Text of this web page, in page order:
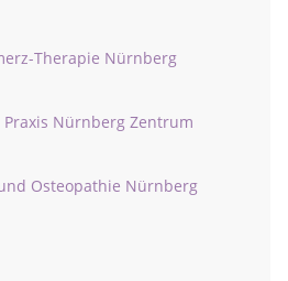
Therapie Nürnberg
Nürnberg Zentrum
Osteopathie Nürnberg